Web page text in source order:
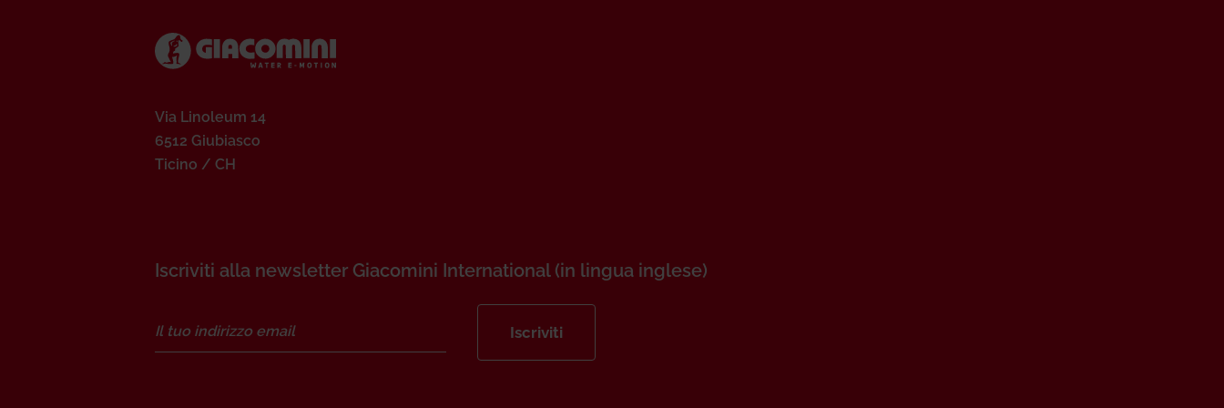
Via Linoleum 14
6512 Giubiasco
Ticino / CH
Iscriviti alla newsletter Giacomini International (in lingua inglese)
Iscriviti